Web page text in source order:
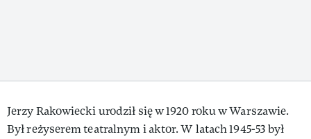
Jerzy Rakowiecki urodził się w 1920 roku w Warszawie.
Był reżyserem teatralnym i aktor. W latach 1945-53 był